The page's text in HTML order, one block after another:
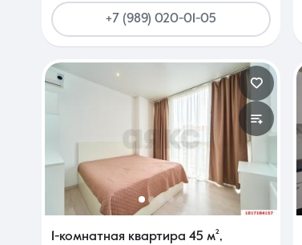
+7 (989) 020-01-05
1-комнатная квартира 45 м²,